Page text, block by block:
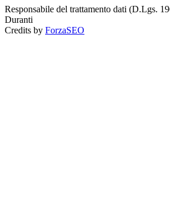
Responsabile del trattamento dati (D.Lgs.
Duranti
Credits by ForzaSEO